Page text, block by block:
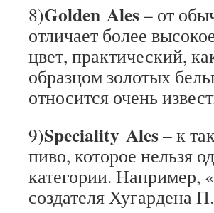
8)Golden Ales– от
отличает более
цвет, практический,
образцом золотых
относится очень
9)Speciality Ales– к
пиво, которое нельзя
категории. Например,
создателя Хугардена